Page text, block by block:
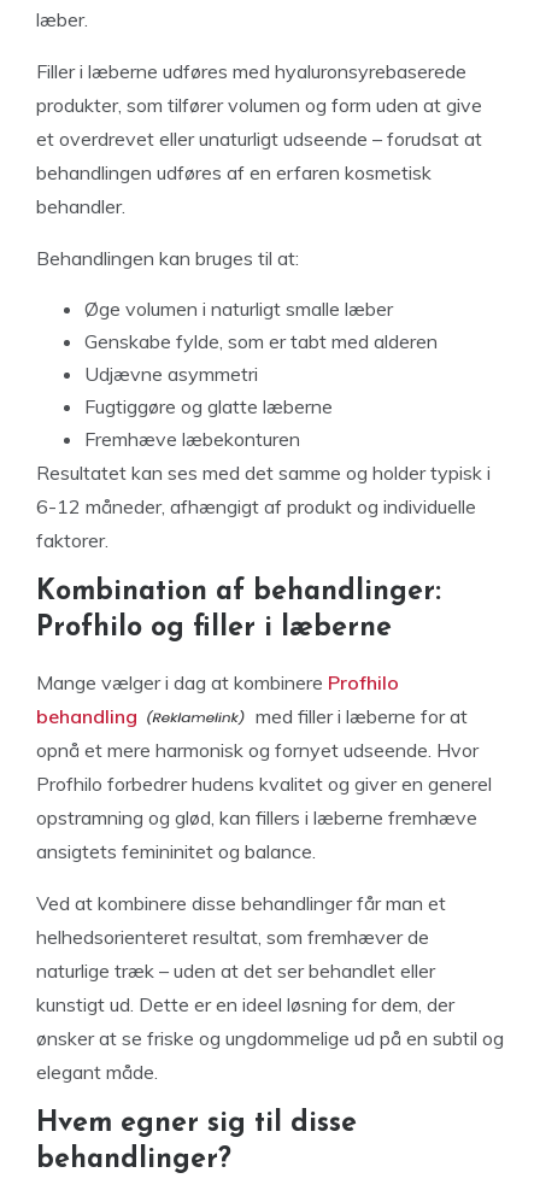
læber.
Filler i læberne udføres med hyaluronsyrebaserede
produkter, som tilfører volumen og form uden at give
et overdrevet eller unaturligt udseende – forudsat at
behandlingen udføres af en erfaren kosmetisk
behandler.
Behandlingen kan bruges til at:
Øge volumen i naturligt smalle læber
Genskabe fylde, som er tabt med alderen
Udjævne asymmetri
Fugtiggøre og glatte læberne
Fremhæve læbekonturen
Resultatet kan ses med det samme og holder typisk i
6-12 måneder, afhængigt af produkt og individuelle
faktorer.
Kombination af behandlinger:
Profhilo og filler i læberne
Mange vælger i dag at kombinere Profhilo
behandling
med filler i læberne for at
opnå et mere harmonisk og fornyet udseende. Hvor
Profhilo forbedrer hudens kvalitet og giver en generel
opstramning og glød, kan fillers i læberne fremhæve
ansigtets femininitet og balance.
Ved at kombinere disse behandlinger får man et
helhedsorienteret resultat, som fremhæver de
naturlige træk – uden at det ser behandlet eller
kunstigt ud. Dette er en ideel løsning for dem, der
ønsker at se friske og ungdommelige ud på en subtil og
elegant måde.
Hvem egner sig til disse
behandlinger?